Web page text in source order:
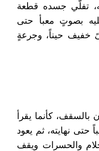
تفلّي جسده قطعة
بصوتٍ معبأ حتى
خفيف حيناً، وجرعةٍ
بالسقف، كأنما يقرأ
حتى نهايته، ثم يعود
والحسرات ويقف